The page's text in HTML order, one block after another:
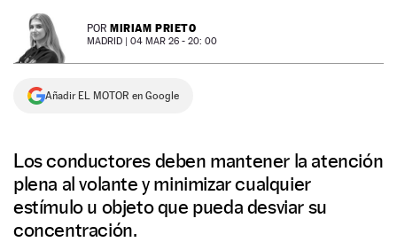
NEWSLETTER POR MIRIAM PRIETO
MADRID | 04 MAR 26 - 20: 00
Añadir EL MOTOR en Google
Los conductores deben mantener la atención
plena al volante y minimizar cualquier
estímulo u objeto que pueda desviar su
concentración.